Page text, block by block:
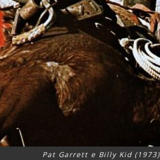
Pat Garrett e Billy Kid